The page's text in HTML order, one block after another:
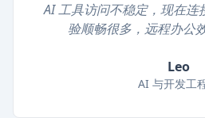
AI 工具访问不稳定，现在连
验顺畅很多，远程办公
Leo
AI 与开发工